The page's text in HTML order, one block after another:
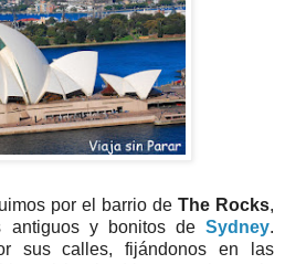
por el barrio de The Rocks,
antiguos y bonitos de Sydney.
sus calles, fijándonos en las